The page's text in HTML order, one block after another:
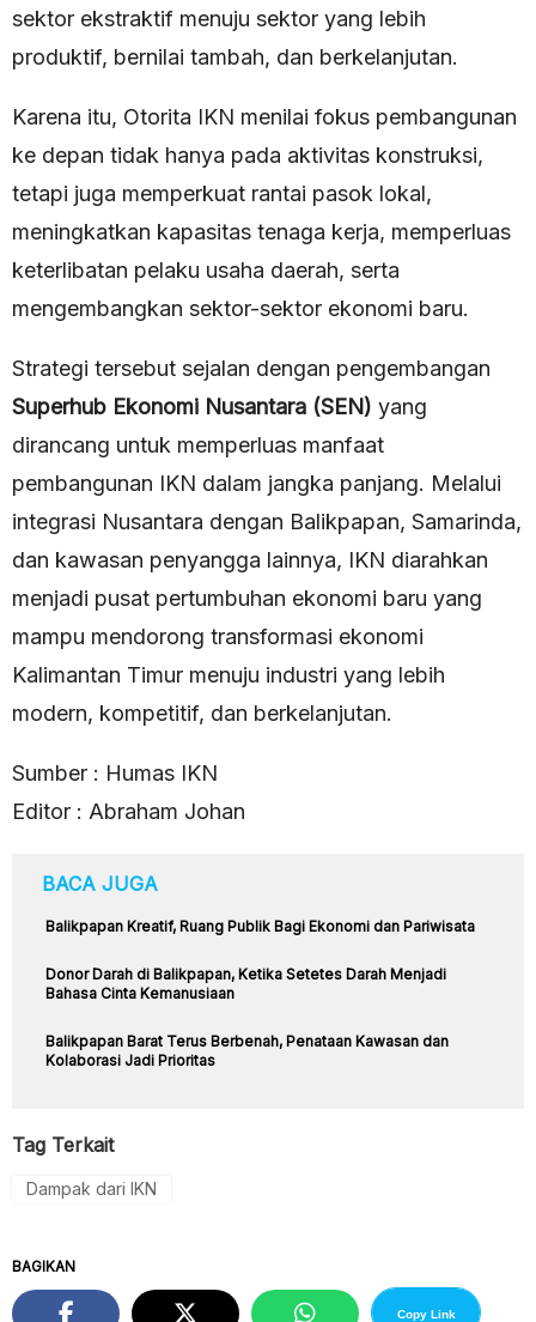
sektor ekstraktif menuju sektor yang lebih
produktif, bernilai tambah, dan berkelanjutan.
Karena itu, Otorita IKN menilai fokus pembangunan
ke depan tidak hanya pada aktivitas konstruksi,
tetapi juga memperkuat rantai pasok lokal,
meningkatkan kapasitas tenaga kerja, memperluas
keterlibatan pelaku usaha daerah, serta
mengembangkan sektor-sektor ekonomi baru.
Strategi tersebut sejalan dengan pengembangan
Superhub Ekonomi Nusantara (SEN) yang
dirancang untuk memperluas manfaat
pembangunan IKN dalam jangka panjang. Melalui
integrasi Nusantara dengan Balikpapan, Samarinda,
dan kawasan penyangga lainnya, IKN diarahkan
menjadi pusat pertumbuhan ekonomi baru yang
mampu mendorong transformasi ekonomi
Kalimantan Timur menuju industri yang lebih
modern, kompetitif, dan berkelanjutan.
Sumber : Humas IKN
Editor : Abraham Johan
BACA JUGA
Balikpapan Kreatif, Ruang Publik Bagi Ekonomi dan Pariwisata
Donor Darah di Balikpapan, Ketika Setetes Darah Menjadi
Bahasa Cinta Kemanusiaan
Balikpapan Barat Terus Berbenah, Penataan Kawasan dan
Kolaborasi Jadi Prioritas
Tag Terkait
Dampak dari IKN
BAGIKAN
Copy Link